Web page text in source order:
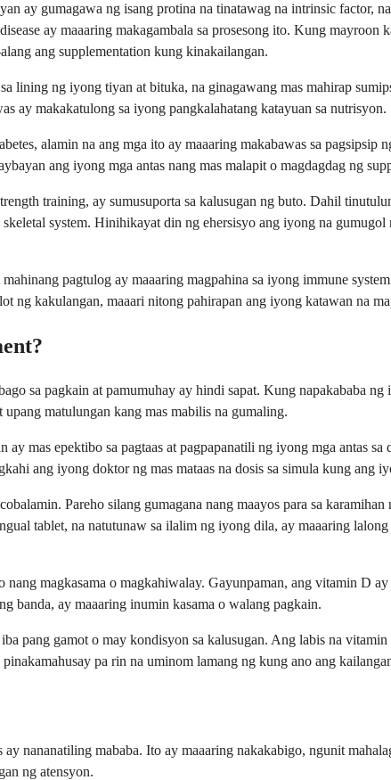
ay gumagawa ng isang protina na tinatawag na intrinsic factor,
ay maaaring makagambala sa prosesong ito. Kung mayroon
ang supplementation kung kinakailangan.
lining ng iyong tiyan at bituka, na ginagawang mas mahirap
ay makakatulong sa iyong pangkalahatang katayuan sa nutrisyon.
alamin na ang mga ito ay maaaring makabawas sa pagsipsip
ang iyong mga antas nang mas malapit o magdagdag ng
training, ay sumusuporta sa kalusugan ng buto. Dahil
system. Hinihikayat din ng ehersisyo ang iyong na gumugol
pagtulog ay maaaring magpahina sa iyong immune
ng kakulangan, maaari nitong pahirapan ang iyong katawan na
sa pagkain at pamumuhay ay hindi sapat. Kung napakababa
matulungan kang mas mabilis na gumaling.
mas epektibo sa pagtaas at pagpapanatili ng iyong mga antas
ang iyong doktor ng mas mataas na dosis sa simula kung ang
Pareho silang gumagana nang maayos para sa karamihan
tablet, na natutunaw sa ilalim ng iyong dila, ay maaaring
magkasama o magkahiwalay. Gayunpaman, ang vitamin D
banda, ay maaaring inumin kasama o walang pagkain.
pang gamot o may kondisyon sa kalusugan. Ang labis na
pa rin na uminom lamang ng kung ano ang
nananatiling mababa. Ito ay maaaring nakakabigo, ngunit
ng atensyon.